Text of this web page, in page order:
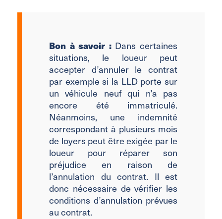
Bon à savoir : Dans certaines
situations, le loueur peut
accepter d’annuler le contrat
par exemple si la LLD porte sur
un véhicule neuf qui n’a pas
encore été immatriculé.
Néanmoins, une indemnité
correspondant à plusieurs mois
de loyers peut être exigée par le
loueur pour réparer son
préjudice en raison de
l’annulation du contrat. Il est
donc nécessaire de vérifier les
conditions d’annulation prévues
au contrat.